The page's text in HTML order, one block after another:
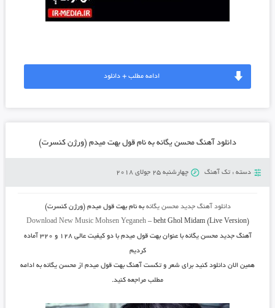
ادامه مطلب + دانلود
دانلود آهنگ محسن یگانه به نام قول بهت میدم (ورژن کنسرت)
دسته : تک آهنگ چهارشنبه 25 جولای 2018
دانلود آهنگ جدید محسن یگانه به نامبهت قول میدم (ورژن کنسرت)
(
Download New Music Mohsen Yeganeh– beht Ghol Midam(Live Version
آهنگ جدیدمحسن یگانه با عنوانبهت قول میدم
با دو کیفیت عالی ۱۲۸ و ۳۲۰ آماده
کردیم
همین الان دانلود کنید برای شعر و تکست آهنگ بهت قول میدم از محسن یگانه به ادامه
مطلب مراجعه کنید.